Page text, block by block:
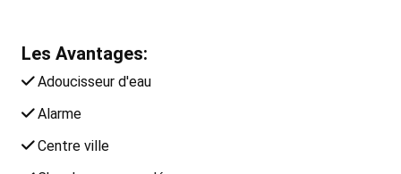
Les Avantages:
Adoucisseur d'eau
Alarme
Centre ville